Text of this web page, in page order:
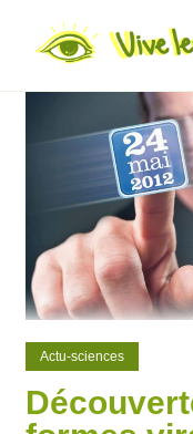
Actu-sciences